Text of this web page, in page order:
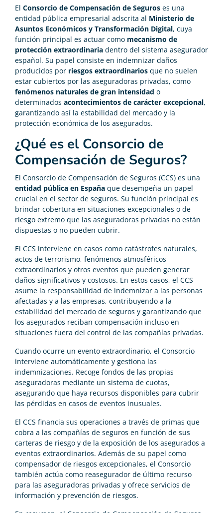
El Consorcio de Compensación de Seguros es una
entidad pública empresarial adscrita al Ministerio de
Asuntos Económicos y Transformación Digital, cuya
función principal es actuar como mecanismo de
protección extraordinaria dentro del sistema asegurador
español. Su papel consiste en indemnizar daños
producidos por riesgos extraordinarios que no suelen
estar cubiertos por las aseguradoras privadas, como
fenómenos naturales de gran intensidad o
determinados acontecimientos de carácter excepcional,
garantizando así la estabilidad del mercado y la
protección económica de los asegurados.
¿Qué es el Consorcio de
Compensación de Seguros?
El Consorcio de Compensación de Seguros (CCS) es una
entidad pública en España que desempeña un papel
crucial en el sector de seguros. Su función principal es
brindar cobertura en situaciones excepcionales o de
riesgo extremo que las aseguradoras privadas no están
dispuestas o no pueden cubrir.
El CCS interviene en casos como catástrofes naturales,
actos de terrorismo, fenómenos atmosféricos
extraordinarios y otros eventos que pueden generar
daños significativos y costosos. En estos casos, el CCS
asume la responsabilidad de indemnizar a las personas
afectadas y a las empresas, contribuyendo a la
estabilidad del mercado de seguros y garantizando que
los asegurados reciban compensación incluso en
situaciones fuera del control de las compañías privadas.
Cuando ocurre un evento extraordinario, el Consorcio
interviene automáticamente y gestiona las
indemnizaciones. Recoge fondos de las propias
aseguradoras mediante un sistema de cuotas,
asegurando que haya recursos disponibles para cubrir
las pérdidas en casos de eventos inusuales.
El CCS financia sus operaciones a través de primas que
cobra a las compañías de seguros en función de sus
carteras de riesgo y de la exposición de los asegurados a
eventos extraordinarios. Además de su papel como
compensador de riesgos excepcionales, el Consorcio
también actúa como reasegurador de último recurso
para las aseguradoras privadas y ofrece servicios de
información y prevención de riesgos.